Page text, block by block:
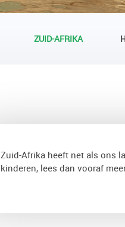
ZUID-AFRIKA
Zuid-Afrika heeft net als ons
kinderen, lees dan vooraf